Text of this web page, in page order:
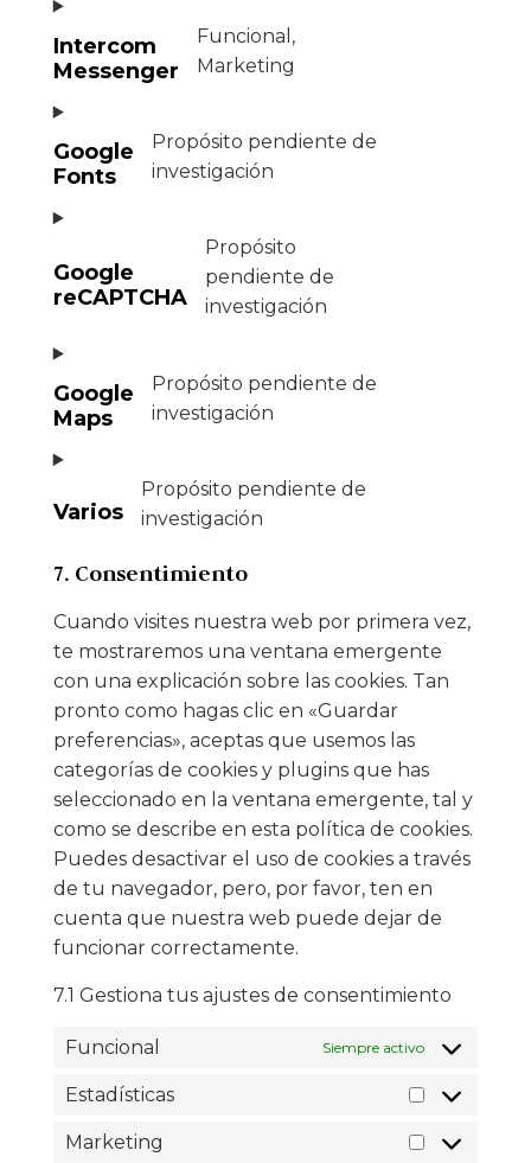
Intercom
Messenger
Funcional,
Marketing
Google
Fonts
Propósito pendiente de
investigación
Google
reCAPTCHA
Propósito
pendiente de
investigación
Google
Maps
Propósito pendiente de
investigación
Varios
Propósito pendiente de
investigación
7. Consentimiento
Cuando visites nuestra web por primera vez,
te mostraremos una ventana emergente
con una explicación sobre las cookies. Tan
pronto como hagas clic en «Guardar
preferencias», aceptas que usemos las
categorías de cookies y plugins que has
seleccionado en la ventana emergente, tal y
como se describe en esta política de cookies.
Puedes desactivar el uso de cookies a través
de tu navegador, pero, por favor, ten en
cuenta que nuestra web puede dejar de
funcionar correctamente.
7.1 Gestiona tus ajustes de consentimiento
Funcional Siempre activo
Estadísticas
Marketing